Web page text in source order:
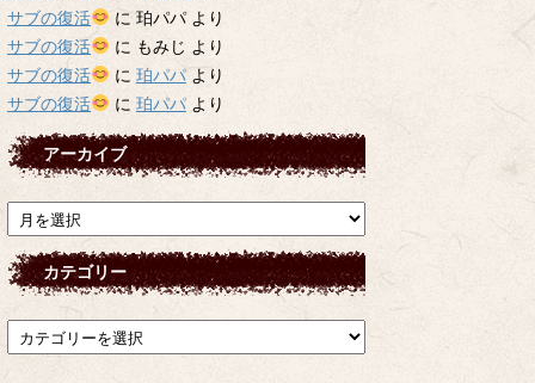
サブの復活
に 珀パパより
サブの復活
に もみじ より
サブの復活
に 珀パパより
サブの復活
に 珀パパより
アーカイブ
ア
ー
カ
イ
カテゴリー
テ